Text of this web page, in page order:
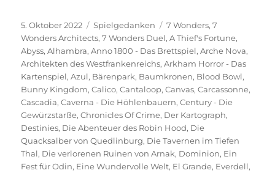
Veröffentlicht
am
5. Oktober 2022 Kategorien
Spielgedanken Schlagwörter
7 Wonders,7
Wonders Architects,7 Wonders Duel,A Thief's Fortune,
Abyss,Alhambra,Anno 1800 - Das Brettspiel,Arche Nova,
Architekten des Westfrankenreichs,Arkham Horror - Das
Kartenspiel,Azul, Bärenpark, Baumkronen, Blood Bowl,
Bunny Kingdom,Calico,Cantaloop,Canvas,Carcassonne,
Cascadia,Caverna - Die Höhlenbauern,Century - Die
Gewürzstarße,Chronicles Of Crime, Der Kartograph,
Destinies, Die Abenteuer des Robin Hood, Die
Quacksalber von Quedlinburg, Die Tavernen im Tiefen
Thal, Die verlorenen Ruinen von Arnak, Dominion, Ein
Fest für Odin, Eine Wundervolle Welt, El Grande, Everdell,